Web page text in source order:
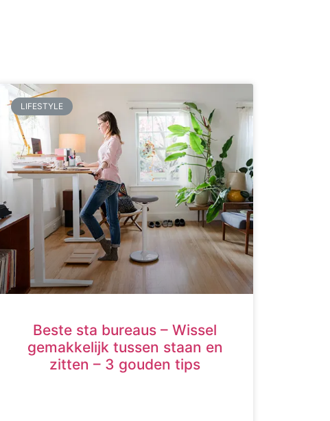
LIFESTYLE
Beste sta bureaus – Wissel
gemakkelijk tussen staan en
zitten – 3 gouden tips